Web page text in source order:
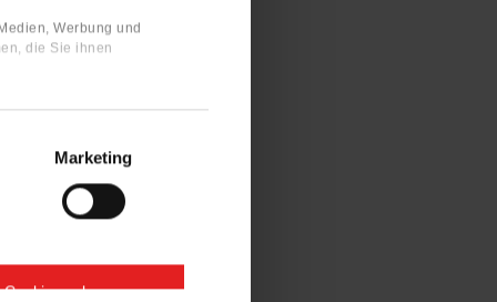
Werbung und
die Sie ihnen
Marketing
Cookies zulassen